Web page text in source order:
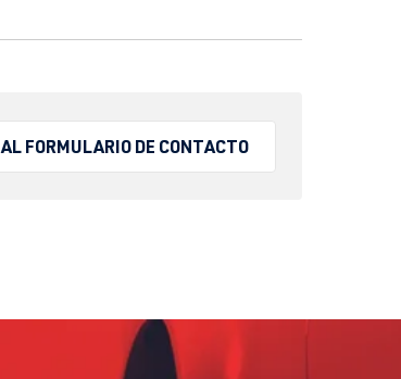
AL FORMULARIO DE CONTACTO